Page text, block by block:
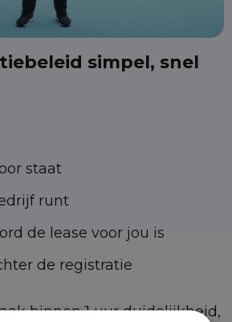
simpel, snel
staat
runt
de lease voor jou is
de registratie
binnen 1 uur duidelijkheid,